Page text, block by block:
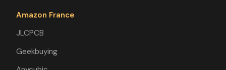
Amazon France
JLCPCB
Geekbuying